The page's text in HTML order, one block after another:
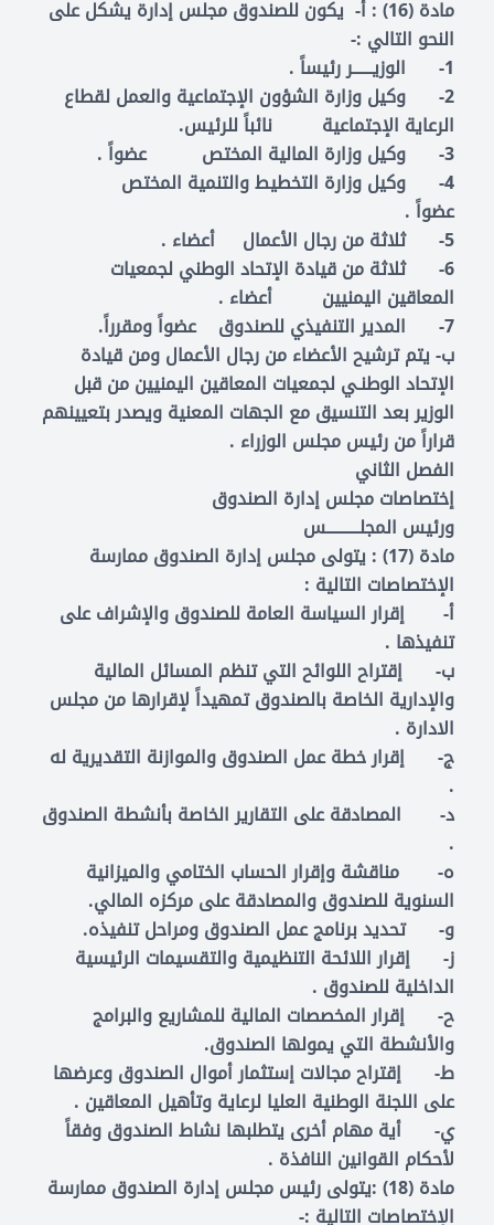
مادة (16) : أ- يكون للصندوق مجلس إدارة يشكل على
النحو التالي :-
1- الوزيــــــر رئيساً .
2- وكيل وزارة الشؤون الإجتماعية والعمل لقطاع
الرعاية الإجتماعية نائباً للرئيس.
3- وكيل وزارة المالية المختص عضواً .
4- وكيل وزارة التخطيط والتنمية المختص
عضواً .
5- ثلاثة من رجال الأعمال أعضاء .
6- ثلاثة من قيادة الإتحاد الوطني لجمعيات
المعاقين اليمنيين أعضاء .
7- المدير التنفيذي للصندوق عضواً ومقرراً.
ب- يتم ترشيح الأعضاء من رجال الأعمال ومن قيادة
الإتحاد الوطنـي لجمعيات المعاقين اليمنيين من قبل
الوزير بعد التنسيق مع الجهات المعنية ويصدر بتعيينهم
قراراً من رئيس مجلس الوزراء .
الفصل الثاني
إختصاصات مجلس إدارة الصندوق
ورئيس المجلــــــــــس
مادة (17) : يتولى مجلس إدارة الصندوق ممارسة
الإختصاصات التالية :
‌أ- إقرار السياسة العامة للصندوق والإشراف على
تنفيذها .
‌ب- إقتراح اللوائح التي تنظم المسائل المالية
والإدارية الخاصة بالصندوق تمهيداً لإقرارها من مجلس
الادارة .
‌ج- إقرار خطة عمل الصندوق والموازنة التقديرية له
.
‌د- المصادقة على التقارير الخاصة بأنشطة الصندوق
.
‌ه- مناقشة وإقرار الحساب الختامي والميزانية
السنوية للصندوق والمصادقة على مركزه المالي.
‌و- تحديد برنامج عمل الصندوق ومراحل تنفيذه.
‌ز- إقرار اللائحة التنظيمية والتقسيمات الرئيسية
الداخلية للصندوق .
‌ح- إقرار المخصصات المالية للمشاريع والبرامج
والأنشطة التي يمولها الصندوق.
‌ط- إقتراح مجالات إستثمار أموال الصندوق وعرضها
على اللجنة الوطنية العليا لرعاية وتأهيل المعاقين .
‌ي- أية مهام أخرى يتطلبها نشاط الصندوق وفقاً
لأحكام القوانين النافذة .
مادة (18) :يتولى رئيس مجلس إدارة الصندوق ممارسة
الإختصاصات التالية :-